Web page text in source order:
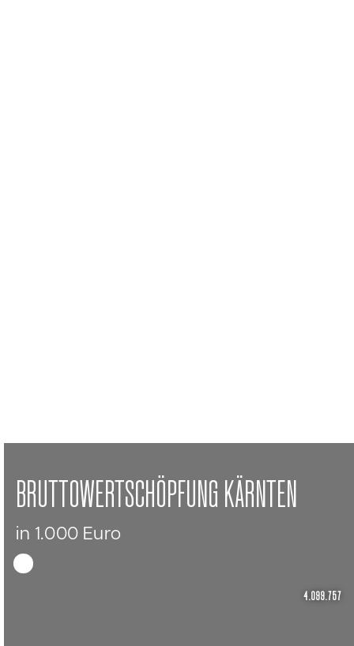
BRUTTOWERTSCHÖPFUNG KÄRNTEN
in 1.000 Euro
4.099.757